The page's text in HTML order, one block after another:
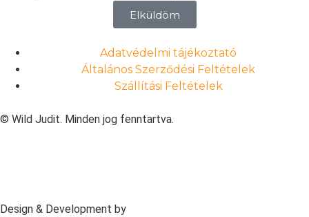
Elküldöm
Adatvédelmi tájékoztató
Általános Szerződési Feltételek
Szállítási Feltételek
© Wild Judit. Minden jog fenntartva.
Design & Development by